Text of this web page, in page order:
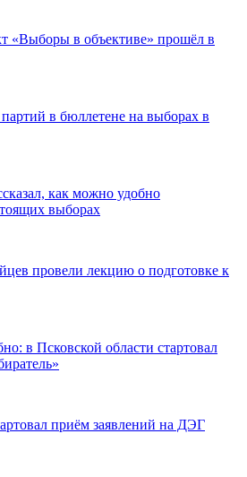
«Выборы в объективе» прошёл в
в бюллетене на выборах в
как можно удобно
выборах
провели лекцию о подготовке к
в Псковской области стартовал
приём заявлений на ДЭГ